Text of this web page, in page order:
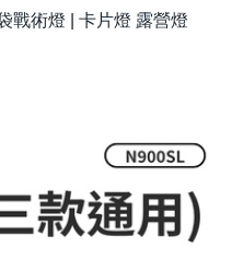
戰術燈 | 卡片燈 露營燈